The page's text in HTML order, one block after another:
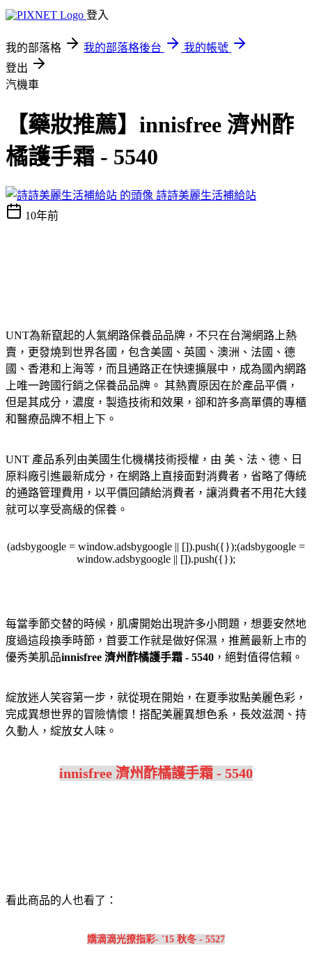
登入
我的部落格 我的部落格後台
我的帳號
登出
汽機車
【藥妝推薦】innisfree 濟州酢
橘護手霜 - 5540
詩詩美麗生活補給站
10年前
UNT為新竄起的人氣網路保養品品牌，不只在台灣網路上熱
賣，更發燒到世界各國，包含美國、英國、澳洲、法國、德
國、香港和上海等，而且通路正在快速擴展中，成為國內網路
上唯一跨國行銷之保養品品牌。 其熱賣原因在於產品平價，
但是其成分，濃度，製造技術和效果，卻和許多高單價的專櫃
和醫療品牌不相上下。
UNT 產品系列由美國生化機構技術授權，由 美、法、德、日
原料廠引進最新成分，在網路上直接面對消費者，省略了傳統
的通路管理費用，以平價回饋給消費者，讓消費者不用花大錢
就可以享受高級的保養。
(adsbygoogle = window.adsbygoogle || []).push({});(adsbygoogle =
window.adsbygoogle || []).push({});
每當季節交替的時候，肌膚開始出現許多小問題，想要安然地
度過這段換季時節，首要工作就是做好保濕，推薦最新上市的
優秀美肌品innisfree 濟州酢橘護手霜 - 5540 ，絕對值得信賴。
綻放迷人笑容第一步，就從現在開始，在夏季妝點美麗色彩，
完成異想世界的冒險情懷！搭配美麗異想色系，長效滋潤、持
久動人，綻放女人味。
innisfree 濟州酢橘護手霜 - 5540
看此商品的人也看了：
嬌滴滴光撩指彩- '15 秋冬 - 5527